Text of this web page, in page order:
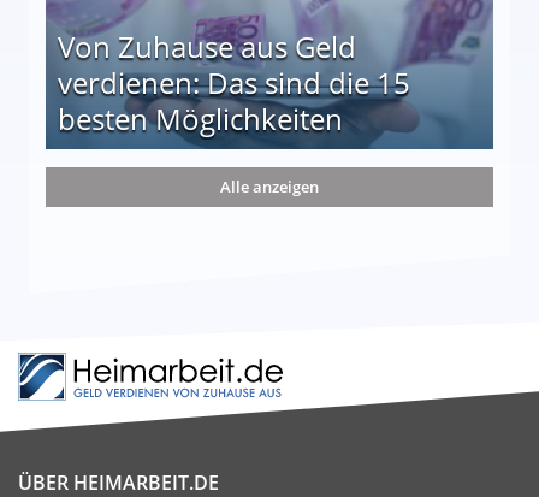
Von Zuhause aus Geld
verdienen: Das sind die 15
besten Möglichkeiten
die 15 besten Möglichkeiten
Alle anzeigen
ÜBER HEIMARBEIT.DE